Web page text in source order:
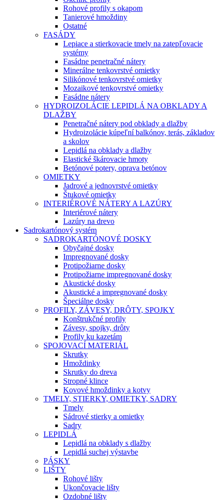
Rohové profily s okapom
Tanierové hmoždiny
Ostatné
FASÁDY
Lepiace a stierkovacie tmely na zatepľovacie
systémy
Fasádne penetračné nátery
Minerálne tenkovrstvé omietky
Silikónové tenkovrstvé omietky
Mozaikové tenkovrstvé omietky
Fasádne nátery
HYDROIZOLÁCIE LEPIDLÁ NA OBKLADY A
DLAŽBY
Penetračné nátery pod obklady a dlažby
Hydroizolácie kúpeľní balkónov, terás, základov
a skolov
Lepidlá na obklady a dlažby
Elastické škárovacie hmoty
Betónové potery, oprava betónov
OMIETKY
Jadrové a jednovrstvé omietky
Štukové omietky
INTERIÉROVÉ NÁTERY A LAZÚRY
Interiérové nátery
Lazúry na drevo
Sadrokartónový systém
SADROKARTÓNOVÉ DOSKY
Obyčajné dosky
Impregnované dosky
Protipožiarne dosky
Protipožiarne impregnované dosky
Akustické dosky
Akustické a impregnované dosky
Špeciálne dosky
PROFILY, ZÁVESY, DRÔTY, SPOJKY
Konštrukčné profily
Závesy, spojky, drôty
Profily ku kazetám
SPOJOVACÍ MATERIÁL
Skrutky
Hmoždinky
Skrutky do dreva
Stropné klince
Kovové hmoždinky a kotvy
TMELY, STIERKY, OMIETKY, SADRY
Tmely
Sádrové stierky a omietky
Sadry
LEPIDLÁ
Lepidlá na obklady s dlažby
Lepidlá suchej výstavbe
PÁSKY
LIŠTY
Rohové lišty
Ukončovacie lišty
Ozdobné lišty